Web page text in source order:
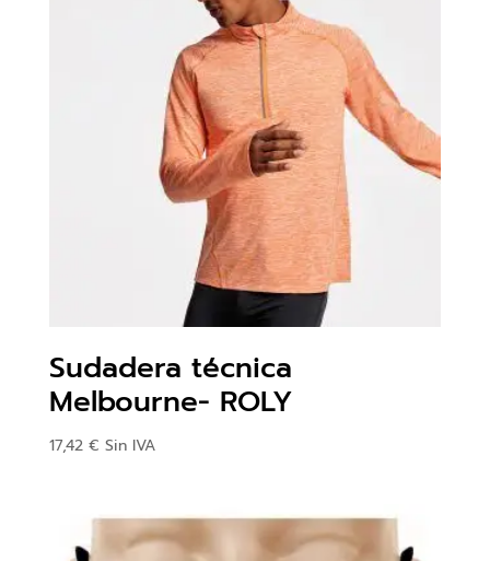
Sudadera técnica
Melbourne- ROLY
17,42 € Sin IVA